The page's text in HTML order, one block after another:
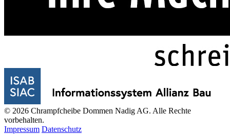
© 2026 Chrampfcheibe Dommen Nadig AG. Alle Rechte
vorbehalten.
Impressum Datenschutz